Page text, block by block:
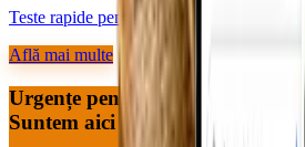
Teste rapide pentru diagnostic corect.
Află mai multe
Urgențe pentru blănoși?
Suntem aici — acum.